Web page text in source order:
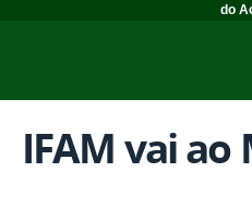
do
IFAM vai